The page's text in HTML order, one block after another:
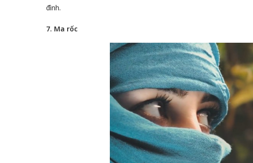
đình.
7. Ma rốc